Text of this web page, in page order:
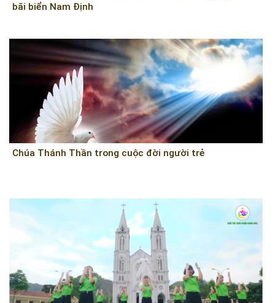
bãi biển Nam Định
Chúa Thánh Thần trong cuộc đời người trẻ